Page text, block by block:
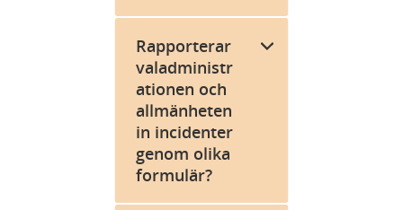
Rapporterar
valadministr
ationen och
allmänheten
in incidenter
genom olika
formulär?